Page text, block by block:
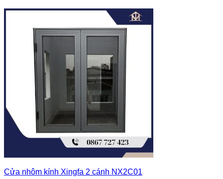
Cửa nhôm kính Xingfa 2 cánh NX2C01